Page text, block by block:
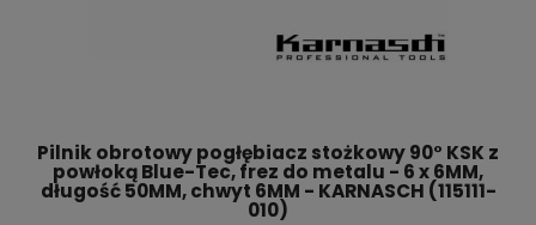
Pilnik obrotowy pogłębiacz stożkowy 90° KSK z
powłoką Blue-Tec, frez do metalu - 6 x 6MM,
długość 50MM, chwyt 6MM - KARNASCH (115111-
010)